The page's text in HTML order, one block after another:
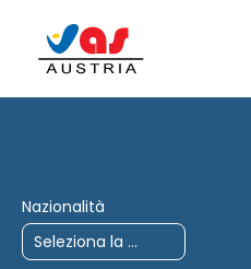
Nazionalità